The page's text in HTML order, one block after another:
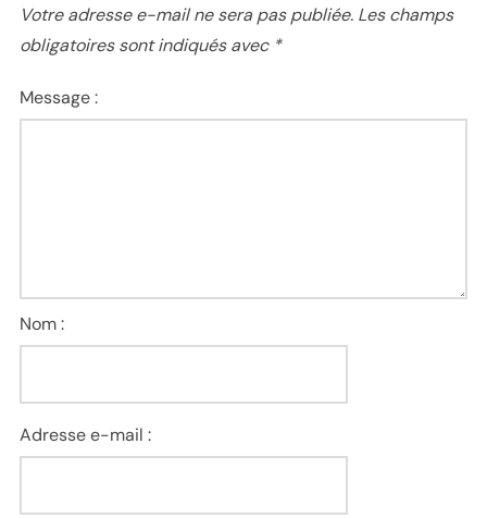
Votre adresse e-mail ne sera pas publiée. Les champs
obligatoires sont indiqués avec *
Message :
Nom :
Adresse e-mail :